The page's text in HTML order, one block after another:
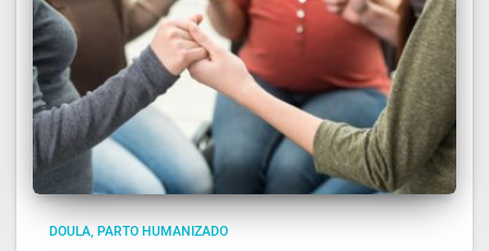
DOULA PARTO HUMANIZADO